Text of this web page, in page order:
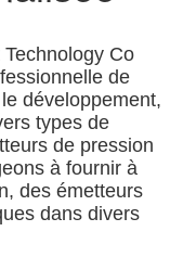
Co
de
développement,
types de
de pression
à fournir à
des émetteurs
dans divers